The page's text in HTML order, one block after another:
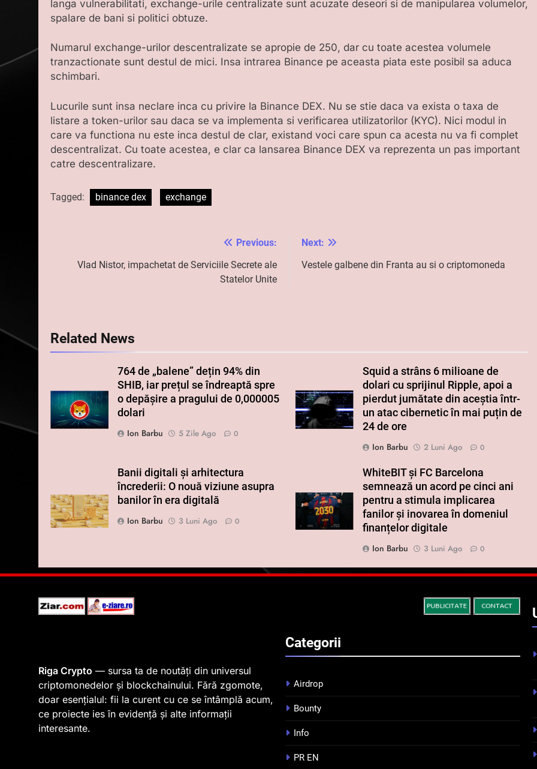
langa vulnerabilitati, exchange-urile centralizate sunt acuzate deseori si de manipularea volumelor,
spalare de bani si politici obtuze.
Numarul exchange-urilor descentralizate se apropie de 250, dar cu toate acestea volumele
tranzactionate sunt destul de mici. Insa intrarea Binance pe aceasta piata este posibil sa aduca
schimbari.
Lucurile sunt insa neclare inca cu privire la Binance DEX. Nu se stie daca va exista o taxa de
listare a token-urilor sau daca se va implementa si verificarea utilizatorilor (KYC). Nici modul in
care va functiona nu este inca destul de clar, existand voci care spun ca acesta nu va fi complet
descentralizat. Cu toate acestea, e clar ca lansarea Binance DEX va reprezenta un pas important
catre descentralizare.
Tagged: binance dex exchange
Previous:
Vlad Nistor, impachetat de Serviciile Secrete ale
Statelor Unite
Next:
Vestele galbene din Franta au si o criptomoneda
Related News
764 de „balene” dețin 94% din
SHIB, iar prețul se îndreaptă spre
o depășire a pragului de 0,000005
dolari
Ion Barbu
5 Zile Ago 0
Squid a strâns 6 milioane de
dolari cu sprijinul Ripple, apoi a
pierdut jumătate din aceștia într-
un atac cibernetic în mai puțin de
24 de ore
Ion Barbu
2 Luni Ago 0
Banii digitali și arhitectura
încrederii: O nouă viziune asupra
banilor în era digitală
Ion Barbu
3 Luni Ago 0
WhiteBIT și FC Barcelona
semnează un acord pe cinci ani
pentru a stimula implicarea
fanilor și inovarea în domeniul
finanțelor digitale
Ion Barbu
3 Luni Ago 0
Riga Crypto — sursa ta de noutăți din universul
criptomonedelor și blockchainului. Fără zgomote,
doar esențialul: fii la curent cu ce se întâmplă acum,
ce proiecte ies în evidență și alte informații
interesante.
Categorii
Airdrop
Bounty
Info
PR EN